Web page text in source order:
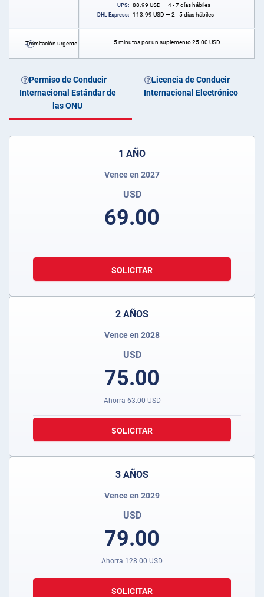
UPS: 88.99 USD — 4 - 7 días hábiles
DHL Express: 113.99 USD — 2 - 5 días hábiles
Tramitación urgente 5 minutos por un suplemento25.00 USD
Permiso de Conducir
Internacional Estándar de
las ONU
Licencia de Conducir
Internacional Electrónico
1 AÑO
Vence en 2027
USD
69.00
SOLICITAR
2 AÑOS
Vence en 2028
USD
75.00
Ahorra 63.00 USD
SOLICITAR
3 AÑOS
Vence en 2029
USD
79.00
Ahorra 128.00 USD
SOLICITAR